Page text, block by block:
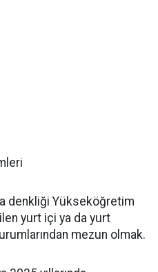
denkliği Yükseköğretim
yurt içi ya da yurt
mezun olmak.